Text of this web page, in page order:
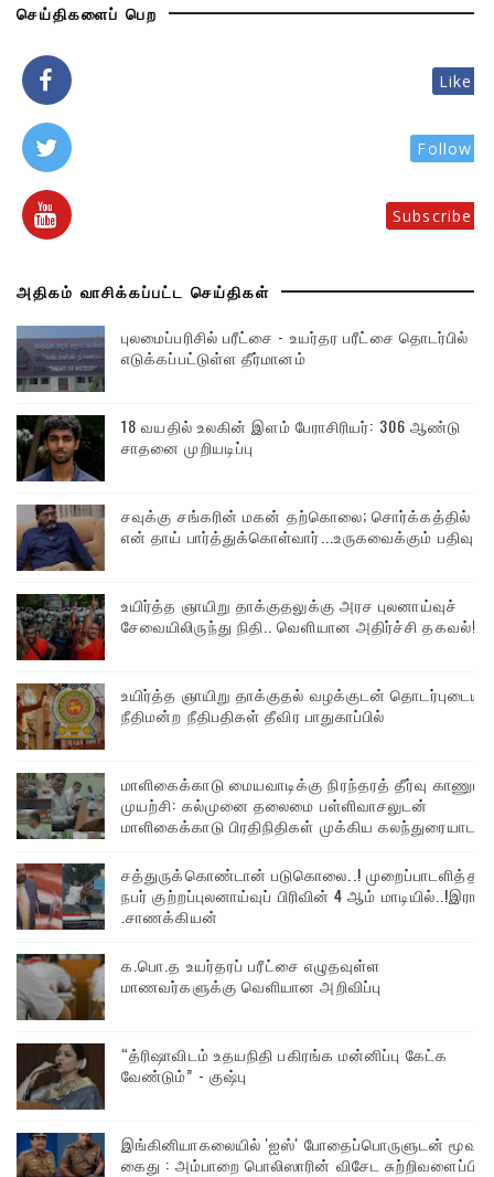
செய்திகளைப் பெற
Like
Follow
Subscribe
அதிகம் வாசிக்கப்பட்ட செய்திகள்
புலமைப்பரிசில் பரீட்சை - உயர்தர பரீட்சை தொடர்பில்
எடுக்கப்பட்டுள்ள தீர்மானம்
18 வயதில் உலகின் இளம் பேராசிரியர்: 306 ஆண்டு
சாதனை முறியடிப்பு
சவுக்கு சங்கரின் மகன் தற்கொலை; சொர்க்கத்தில்
என் தாய் பார்த்துக்கொள்வார்...உருகவைக்கும் பதிவு
உயிர்த்த ஞாயிறு தாக்குதலுக்கு அரச புலனாய்வுச்
சேவையிலிருந்து நிதி.. வெளியான அதிர்ச்சி தகவல்!
உயிர்த்த ஞாயிறு தாக்குதல் வழக்குடன் தொடர்புடைய
நீதிமன்ற நீதிபதிகள் தீவிர பாதுகாப்பில்
மாளிகைக்காடு மையவாடிக்கு நிரந்தரத் தீர்வு காணும்
முயற்சி: கல்முனை தலைமை பள்ளிவாசலுடன்
மாளிகைக்காடு பிரதிநிதிகள் முக்கிய கலந்துரையாடல்
சத்துருக்கொண்டான் படுகொலை..! முறைப்பாடளித்த
நபர் குற்றப்புலனாய்வுப் பிரிவின் 4 ஆம் மாடியில்..!இரா
.சாணக்கியன்
க.பொ.த உயர்தரப் பரீட்சை எழுதவுள்ள
மாணவர்களுக்கு வெளியான அறிவிப்பு
“த்ரிஷாவிடம் உதயநிதி பகிரங்க மன்னிப்பு கேட்க
வேண்டும்” - குஷ்பு
இங்கினியாகலையில் 'ஐஸ்' போதைப்பொருளுடன் மூவர்
கைது : அம்பாறை பொலிஸாரின் விசேட சுற்றிவளைப்பில்